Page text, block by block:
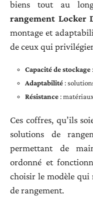
biens tout au
rangement Locker
montage et
de ceux qui
Capacité de stockage
Adaptabilité:
Résistance:
Ces coffres, qu’ils
solutions de
permettant de
ordonné et
choisir le modèle qui
de rangement.